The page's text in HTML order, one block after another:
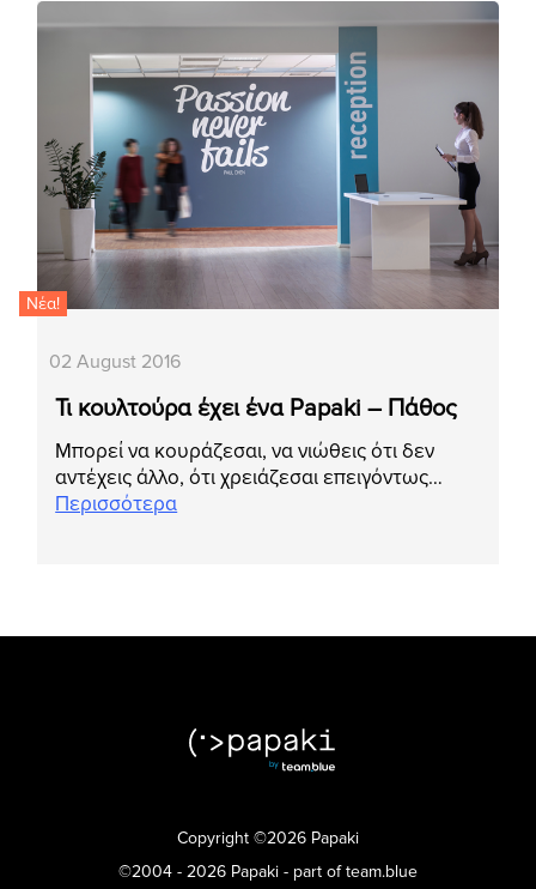
Νέα!
02 August 2016
Τι κουλτούρα έχει ένα Papaki – Πάθος
Μπορεί να κουράζεσαι, να νιώθεις ότι δεν
αντέχεις άλλο, ότι χρειάζεσαι επειγόντως…
Περισσότερα
Copyright ©2026 Papaki
©2004 - 2026 Papaki - part of team.blue